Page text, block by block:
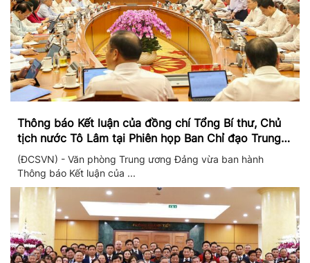
Thông báo Kết luận của đồng chí Tổng Bí thư, Chủ
tịch nước Tô Lâm tại Phiên họp Ban Chỉ đạo Trung
ương thực hiện Nghị quyết 57
(ĐCSVN) - Văn phòng Trung ương Đảng vừa ban hành
Thông báo Kết luận của ...